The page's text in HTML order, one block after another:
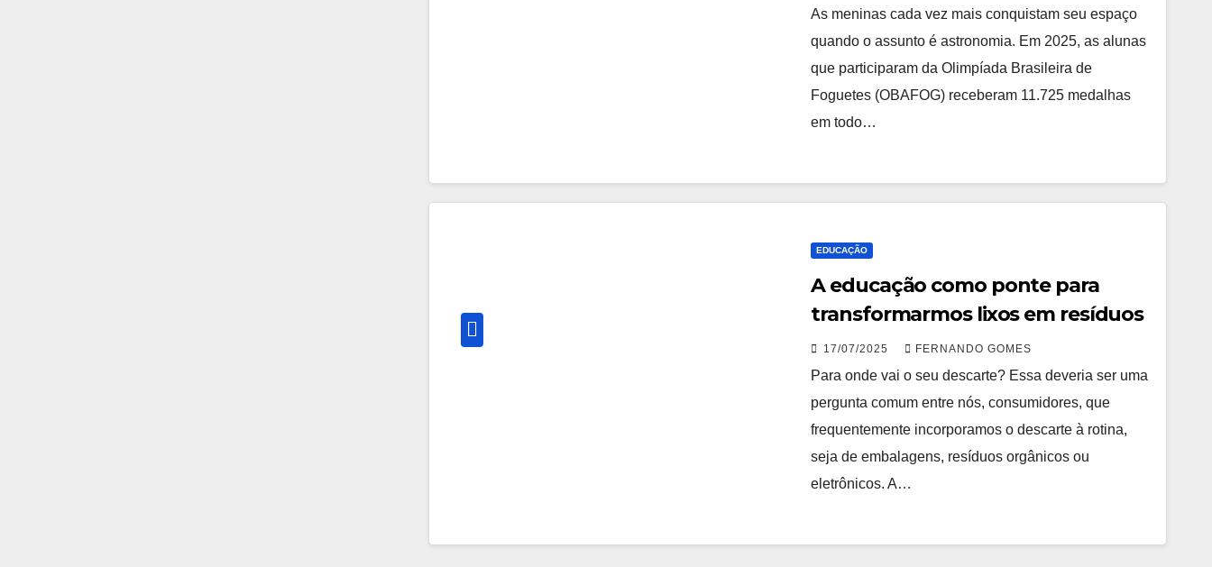
As meninas cada vez mais conquistam seu espaço
quando o assunto é astronomia. Em 2025, as alunas
que participaram da Olimpíada Brasileira de
Foguetes (OBAFOG) receberam 11.725 medalhas
em todo…
EDUCAÇÃO
A educação como ponte para
transformarmos lixos em resíduos
17/07/2025 FERNANDO GOMES
Para onde vai o seu descarte? Essa deveria ser uma
pergunta comum entre nós, consumidores, que
frequentemente incorporamos o descarte à rotina,
seja de embalagens, resíduos orgânicos ou
eletrônicos. A…